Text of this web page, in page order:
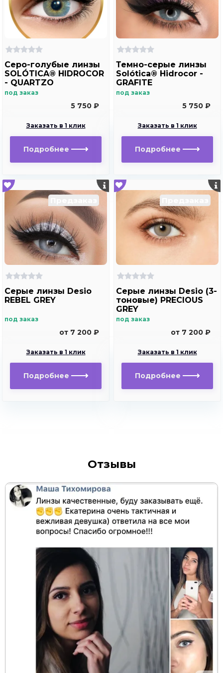
Серо-голубые линзы
SOLÓTICA® HIDROCOR
- QUARTZO
под заказ
5 750 ₽
Заказать в 1 клик
Подробнее
Темно-серые линзы
Solótica® Hidrocor -
GRAFITE
под заказ
5 750 ₽
Заказать в 1 клик
Подробнее
Серые линзы Desio
REBEL GREY
под заказ
от 7 200 ₽
Заказать в 1 клик
Подробнее
Серые линзы Desio (3-
тоновые) PRECIOUS
GREY
под заказ
от 7 200 ₽
Заказать в 1 клик
Подробнее
Отзывы